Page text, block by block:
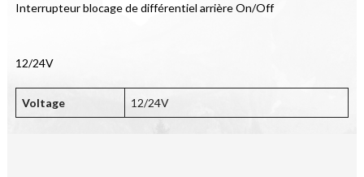
Interrupteur blocage de différentiel arrière On/Off
12/24V
Voltage 12/24V